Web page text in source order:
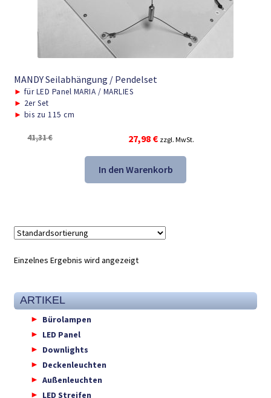
MANDY Seilabhängung / Pendelset
► für LED Panel MARIA / MARLIES
► 2er Set
► bis zu 115 cm
41,31€
Ursprünglicher
Preis
war:
41,31 €
27,98 €Aktueller
Preis
ist:
27,98 €.
zzgl. MwSt.
In den Warenkorb
Einzelnes Ergebnis wird angezeigt
ARTIKEL
Bürolampen
LED Panel
Downlights
Deckenleuchten
Außenleuchten
LED Streifen